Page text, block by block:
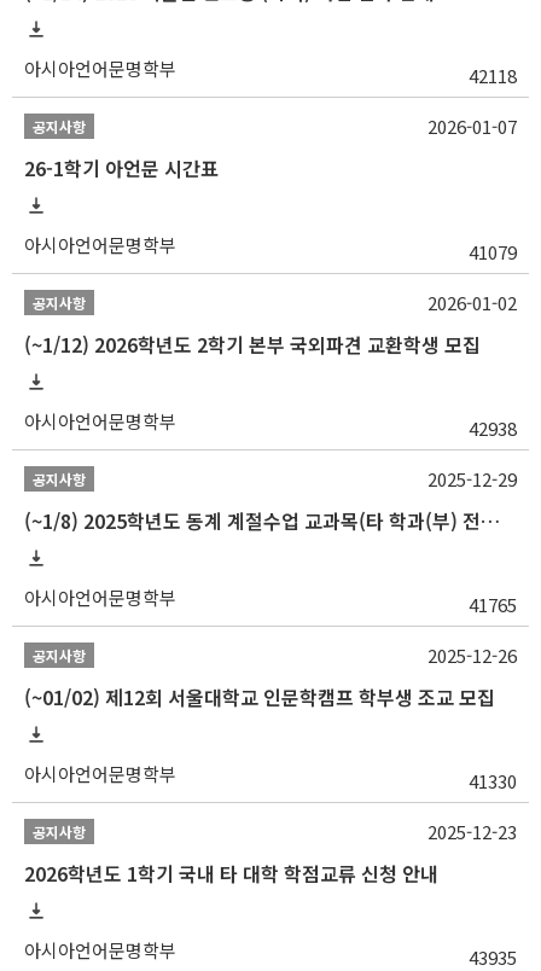
아시아언어문명학부 42118
공지사항
26-1학기 아언문 시간표
아시아언어문명학부 41079
2026-01-07
공지사항
(~1/12) 2026학년도 2학기 본부 국외파견 교환학생 모집
아시아언어문명학부 42938
2026-01-02
공지사항
(~1/8) 2025학년도 동계 계절수업 교과목(타 학과(부) 전공 및 교양) 성적평가방법 선택제 신청 안내
아시아언어문명학부 41765
2025-12-29
공지사항
(~01/02) 제12회 서울대학교 인문학캠프 학부생 조교 모집
아시아언어문명학부 41330
2025-12-26
공지사항
2026학년도 1학기 국내 타 대학 학점교류 신청 안내
아시아언어문명학부 43935
2025-12-23